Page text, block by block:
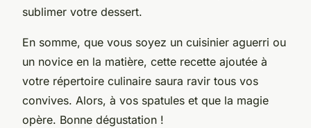
sublimer votre dessert.
En somme, que vous soyez un cuisinier aguerri ou
un novice en la matière, cette recette ajoutée à
votre répertoire culinaire saura ravir tous vos
convives. Alors, à vos spatules et que la magie
opère. Bonne dégustation !